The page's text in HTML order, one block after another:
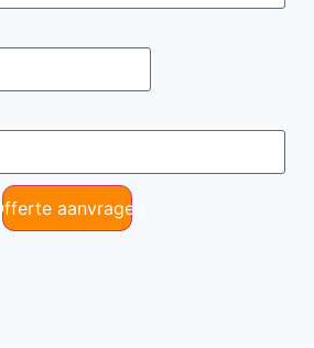
Offerte aanvragen